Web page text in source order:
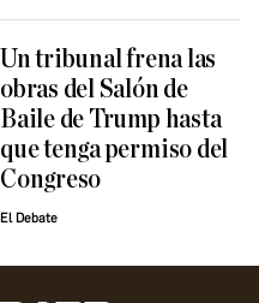
Un tribunal frena las
obras del Salón de
Baile de Trump hasta
que tenga permiso del
Congreso
El Debate